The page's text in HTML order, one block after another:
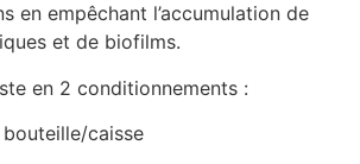
en empêchant l’accumulation de
et de biofilms.
en 2 conditionnements :
caisse